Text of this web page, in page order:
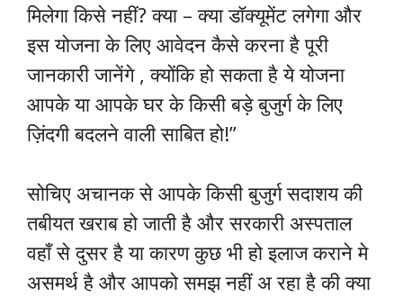
मिलेगा किसे नहीं? क्या – क्या डॉक्यूमेंट लगेगा और
इस योजना के लिए आवेदन कैसे करना है पूरी
जानकारी जानेंगे , क्योंकि हो सकता है ये योजना
आपके या आपके घर के किसी बड़े बुजुर्ग के लिए
ज़िंदगी बदलने वाली साबित हो!”
सोचिए अचानक से आपके किसी बुजुर्ग सदाशय की
तबीयत खराब हो जाती है और सरकारी अस्पताल
वहाँ से दुसर है या कारण कुछ भी हो इलाज कराने मे
असमर्थ है और आपको समझ नहीं अ रहा है की क्या